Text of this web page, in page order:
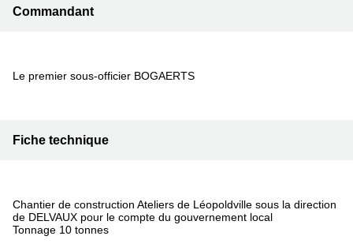
Commandant
Le premier sous-officier BOGAERTS
Fiche technique
Chantier de construction Ateliers de Léopoldville sous la direction
de DELVAUX pour le compte du gouvernement local
Tonnage 10 tonnes